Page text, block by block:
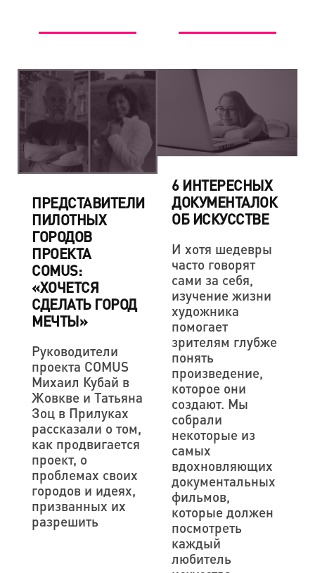
ПРЕДСТАВИТЕЛИ
ПИЛОТНЫХ
ГОРОДОВ
ПРОЕКТА
COMUS:
«ХОЧЕТСЯ
СДЕЛАТЬ ГОРОД
МЕЧТЫ»
Руководители
проекта COMUS
Михаил Кубай в
Жовкве и Татьяна
Зоц в Прилуках
рассказали о том,
как продвигается
проект, о
проблемах своих
городов и идеях,
призванных их
разрешить
6 ИНТЕРЕСНЫХ
ДОКУМЕНТАЛОК
ОБ ИСКУССТВЕ
И хотя шедевры
часто говорят
сами за себя,
изучение жизни
художника
помогает
зрителям глубже
понять
произведение,
которое они
создают. Мы
собрали
некоторые из
самых
вдохновляющих
документальных
фильмов,
которые должен
посмотреть
каждый
любитель